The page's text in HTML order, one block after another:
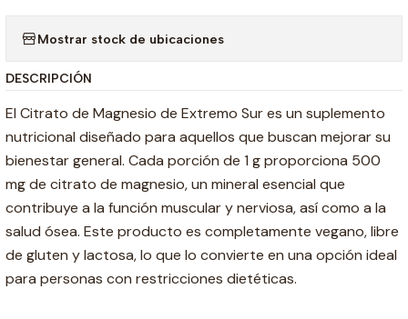
Mostrar stock de ubicaciones
DESCRIPCIÓN
El Citrato de Magnesio de Extremo Sur es un suplemento
nutricional diseñado para aquellos que buscan mejorar su
bienestar general. Cada porción de 1 g proporciona 500
mg de citrato de magnesio, un mineral esencial que
contribuye a la función muscular y nerviosa, así como a la
salud ósea. Este producto es completamente vegano, libre
de gluten y lactosa, lo que lo convierte en una opción ideal
para personas con restricciones dietéticas.